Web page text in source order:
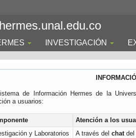
hermes.unal.edu.co
INVESTIGACIÓN
de Información Hermes de la
a usuarios:
Atención a los
y Laboratorios
A través del chatdel